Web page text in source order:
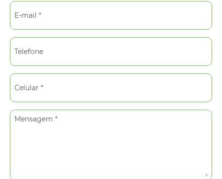
E-mail *
Telefone
Celular *
Mensagem *